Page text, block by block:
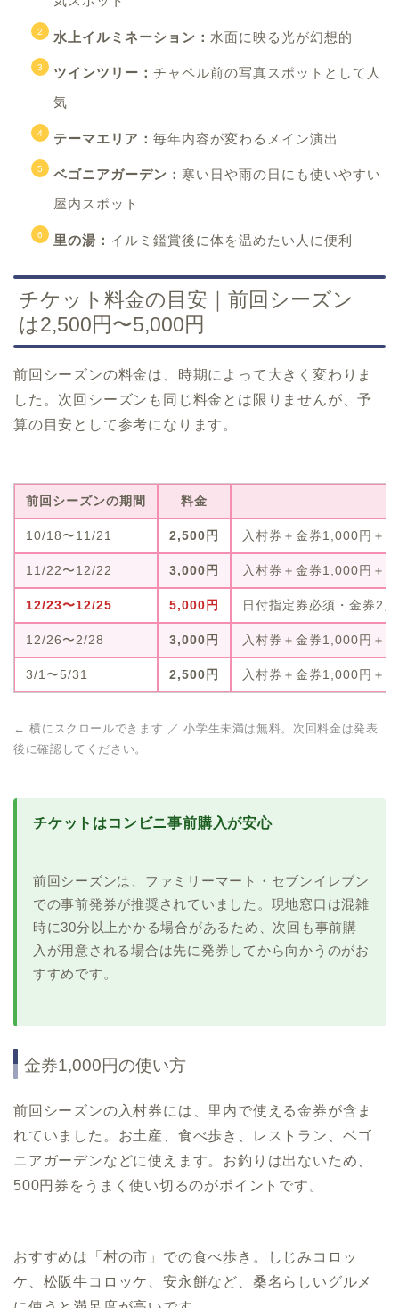
水上イルミネーション： 水面に映る光が幻想的
ツインツリー： チャペル前の写真スポットとして人
気
テーマエリア： 毎年内容が変わるメイン演出
ベゴニアガーデン： 寒い日や雨の日にも使いやすい
屋内スポット
里の湯： イルミ鑑賞後に体を温めたい人に便利
チケット料金の目安｜前回シーズン
は2,500円〜5,000円
前回シーズンの料金は、時期によって大きく変わりま
した。次回シーズンも同じ料金とは限りませんが、予
算の目安として参考になります。
前回シーズンの期間 料金
10/18〜11/21 2,500円 入村券＋金券1,000円＋
11/22〜12/22 3,000円 入村券＋金券1,000円＋
12/23〜12/25 5,000円 日付指定券必須・金券
12/26〜2/28 3,000円 入村券＋金券1,000円＋
3/1〜5/31 2,500円 入村券＋金券1,000円＋
← 横にスクロールできます ／ 小学生未満は無料。次回料金は発表
後に確認してください。
チケットはコンビニ事前購入が安心
前回シーズンは、ファミリーマート・セブンイレブン
での事前発券が推奨されていました。現地窓口は混雑
時に30分以上かかる場合があるため、次回も事前購
入が用意される場合は先に発券してから向かうのがお
すすめです。
金券1,000円の使い方
前回シーズンの入村券には、里内で使える金券が含ま
れていました。お土産、食べ歩き、レストラン、ベゴ
ニアガーデンなどに使えます。お釣りは出ないため、
500円券をうまく使い切るのがポイントです。
おすすめは「村の市」での食べ歩き。しじみコロッ
ケ、松阪牛コロッケ、安永餅など、桑名らしいグルメ